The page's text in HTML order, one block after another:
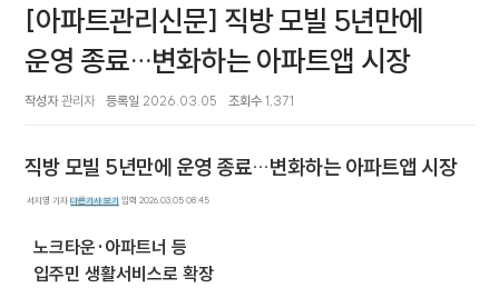
[아파트관리신문] 직방 모빌 5년만에
운영 종료…변화하는 아파트앱 시장
작성자 관리자 등록일 2026.03.05 조회수 1,371
직방 모빌 5년만에 운영 종료…변화하는 아파트앱 시장
기자명
서지영 기자다른기사 보기입력 2026.03.05 08:45
노크타운·아파트너 등
입주민 생활서비스로 확장